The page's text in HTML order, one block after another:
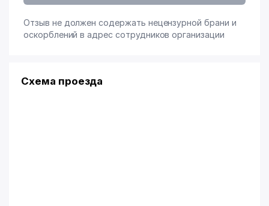
Отзыв не должен содержать нецензурной брани и
оскорблений в адрес сотрудников организации
Схема проезда